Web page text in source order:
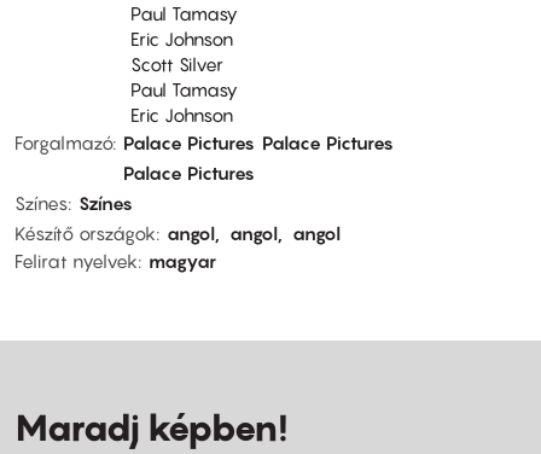
Paul Tamasy
Eric Johnson
Scott Silver
Paul Tamasy
Eric Johnson
Forgalmazó Palace Pictures Palace Pictures
Palace Pictures
Színes Színes
Készítő országok
angol angol
angol
Felirat nyelvek
magyar
Maradj képben!